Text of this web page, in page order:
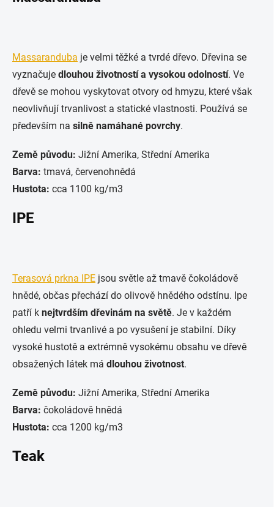
Massaranduba je velmi těžké a tvrdé dřevo. Dřevina se
vyznačuje dlouhou životností a vysokou odolností. Ve
dřevě se mohou vyskytovat otvory od hmyzu, které však
neovlivňují trvanlivost a statické vlastnosti. Používá se
především na silně namáhané povrchy.
Země původu: Jižní Amerika, Střední Amerika
Barva: tmavá, červenohnědá
Hustota: cca 1100 kg/m3
IPE
Terasová prkna IPE jsou světle až tmavě čokoládově
hnědé, občas přechází do olivově hnědého odstínu. Ipe
patří k nejtvrdším dřevinám na světě. Je v každém
ohledu velmi trvanlivé a po vysušení je stabilní. Díky
vysoké hustotě a extrémně vysokému obsahu ve dřevě
obsažených látek má dlouhou životnost.
Země původu: Jižní Amerika, Střední Amerika
Barva: čokoládově hnědá
Hustota: cca 1200 kg/m3
Teak